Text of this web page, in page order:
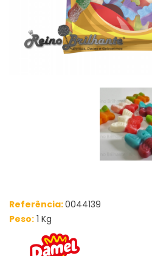
Referência:0044139
Peso: 1 Kg